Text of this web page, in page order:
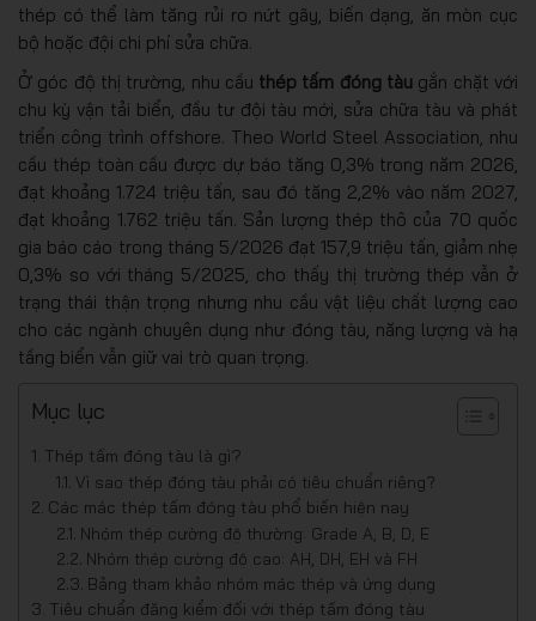
thép có thể làm tăng rủi ro nứt gãy, biến dạng, ăn mòn cục
bộ hoặc đội chi phí sửa chữa.
Ở góc độ thị trường, nhu cầu thép tấm đóng tàu gắn chặt với
chu kỳ vận tải biển, đầu tư đội tàu mới, sửa chữa tàu và phát
triển công trình offshore. Theo World Steel Association, nhu
cầu thép toàn cầu được dự báo tăng 0,3% trong năm 2026,
đạt khoảng 1.724 triệu tấn, sau đó tăng 2,2% vào năm 2027,
đạt khoảng 1.762 triệu tấn. Sản lượng thép thô của 70 quốc
gia báo cáo trong tháng 5/2026 đạt 157,9 triệu tấn, giảm nhẹ
0,3% so với tháng 5/2025, cho thấy thị trường thép vẫn ở
trạng thái thận trọng nhưng nhu cầu vật liệu chất lượng cao
cho các ngành chuyên dụng như đóng tàu, năng lượng và hạ
tầng biển vẫn giữ vai trò quan trọng.
Mục lục
Thép tấm đóng tàu là gì?
Vì sao thép đóng tàu phải có tiêu chuẩn riêng?
Các mác thép tấm đóng tàu phổ biến hiện nay
Nhóm thép cường độ thường: Grade A, B, D, E
Nhóm thép cường độ cao: AH, DH, EH và FH
Bảng tham khảo nhóm mác thép và ứng dụng
Tiêu chuẩn đăng kiểm đối với thép tấm đóng tàu